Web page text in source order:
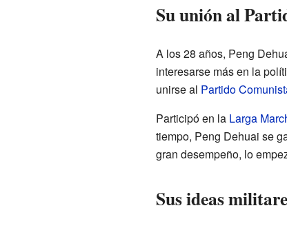
Su unión al
A los 28 años, Peng
interesarse más en la
unirse al Partido
Participó en la Larga
tiempo, Peng Dehuai se
gran desempeño, lo
Sus ideas